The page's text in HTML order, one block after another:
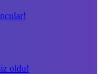
oldu!